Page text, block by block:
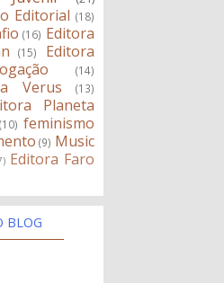
Editorial (18)
(16) Editora
(15)
Editora
(14)
Verus (13)
Planeta
(10) feminismo
(9) Music
Editora Faro
BLOG